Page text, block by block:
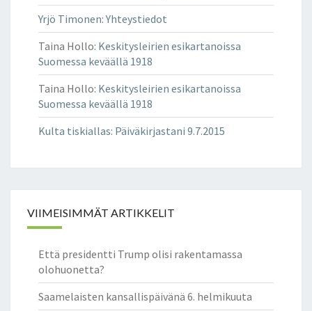
Yrjö Timonen:Yhteystiedot
Taina Hollo: Keskitysleirien esikartanoissa
Suomessa keväällä 1918
Taina Hollo: Keskitysleirien esikartanoissa
Suomessa keväällä 1918
Kulta tiskiallas: Päiväkirjastani 9.7.2015
VIIMEISIMMÄT ARTIKKELIT
Että presidentti Trump olisi rakentamassa
olohuonetta?
Saamelaisten kansallispäivänä 6. helmikuuta